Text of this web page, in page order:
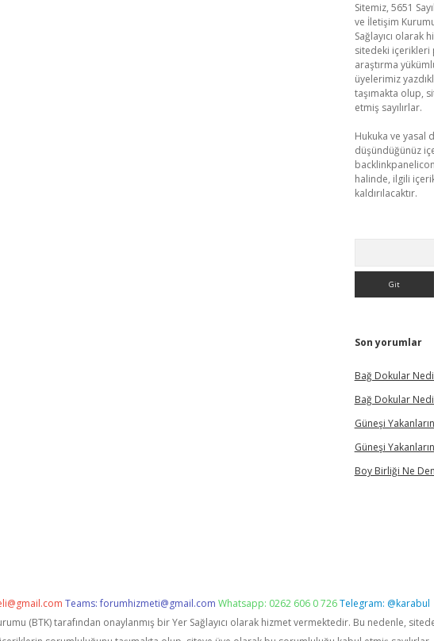
Sitemiz, 5651
ve İletişim
Sağlayıcı olarak
sitedeki
araştırma
üyelerimiz
taşımakta olup,
etmiş sayılırlar.
Hukuka ve yasal
düşündüğünüz
halinde, ilgili
kaldırılacaktır.
Son yorumlar
Bağ Dokular
Bağ Dokular
Güneşi
Güneşi
Boy Birliği Ne
Teams:forumhizmeti@gmail.com Whatsapp: 0262 606 0 726Telegram: @karabul
(BTK) tarafından onaylanmış bir Yer Sağlayıcı olarak hizmet vermektedir. Bu nedenle,